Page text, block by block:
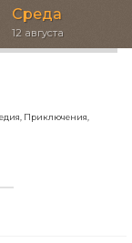
Среда
12 августа
Приключения,